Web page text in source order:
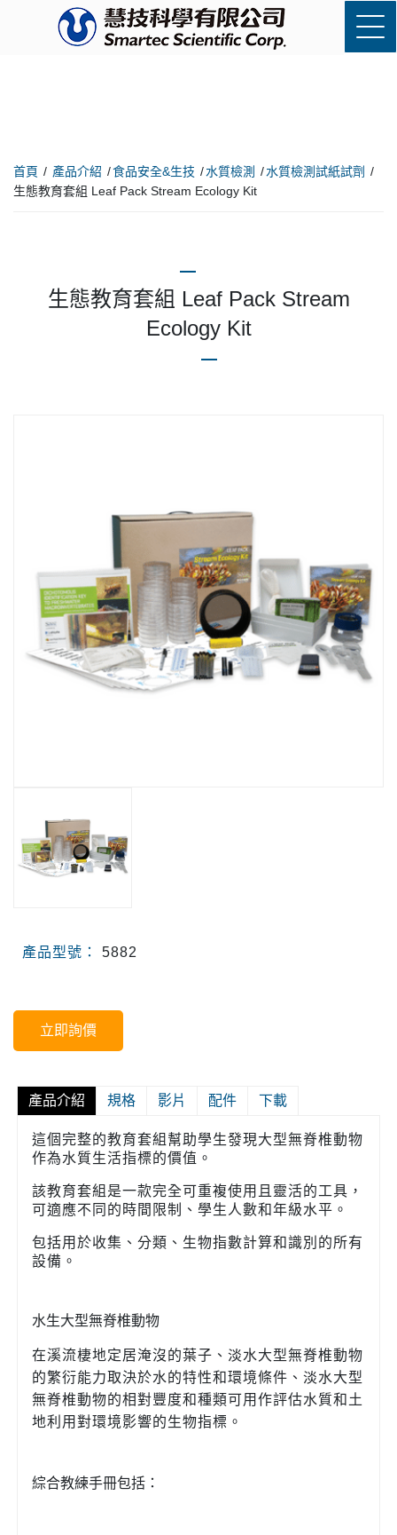
首頁 產品介紹 食品安全&生技 水質檢測
水質檢測試紙試劑
生態教育套組 Leaf Pack Stream Ecology Kit
生態教育套組 Leaf Pack Stream
Ecology Kit
產品型號： 5882
立即詢價
產品介紹 規格 影片 配件 下載
這個完整的教育套組幫助學生發現大型無脊椎動物
作為水質生活指標的價值。
該教育套組是一款完全可重複使用且靈活的工具，
可適應不同的時間限制、學生人數和年級水平。
包括用於收集、分類、生物指數計算和識別的所有
設備。
水生大型無脊椎動物
在溪流棲地定居淹沒的葉子、 淡水大型無脊椎動物
的繁衍能力取決於水的特性和環境條件、 淡水大型
無脊椎動物的相對豐度和種類可用作評估水質和土
地利用對環境影響的生物指標。
綜合教練手冊包括：